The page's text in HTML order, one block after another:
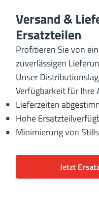
Versand &
Ersatzteilen
Profitieren Sie von
zuverlässigen
Unser
Verfügbarkeit für Ihre
Lieferzeiten
Hohe
Minimierung von
Jetzt